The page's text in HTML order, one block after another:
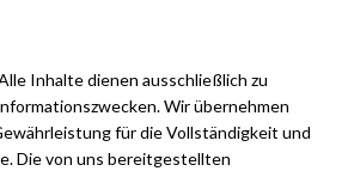
Inhalte dienen ausschließlich zu
Wir übernehmen
für die Vollständigkeit und
Die von uns bereitgestellten